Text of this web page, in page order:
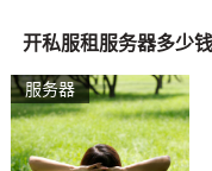
服务器